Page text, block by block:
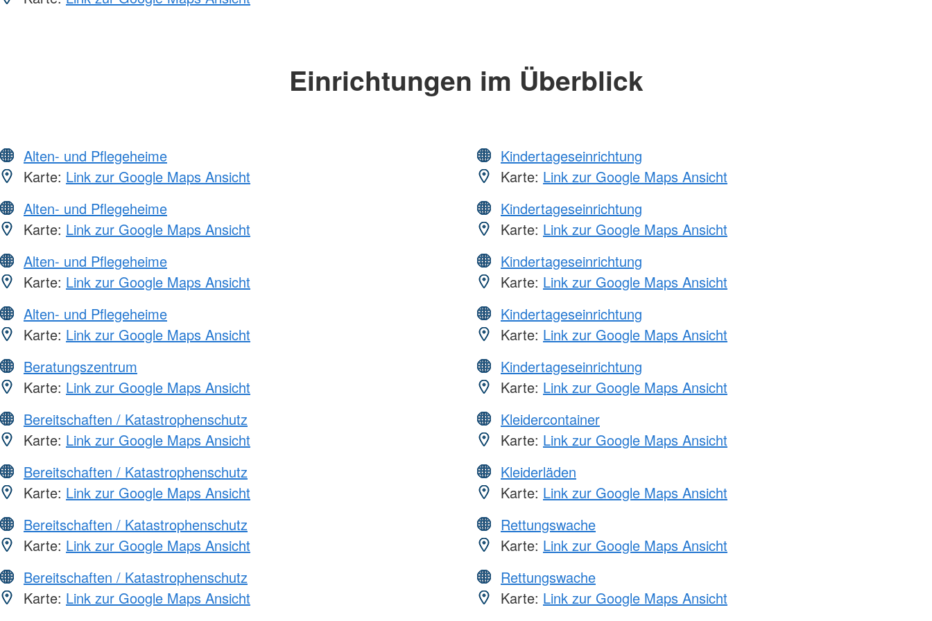
Einrichtungen im Überblick
Alten- und Pflegeheime
Karte: Link zur Google Maps Ansicht
Alten- und Pflegeheime
Karte: Link zur Google Maps Ansicht
Alten- und Pflegeheime
Karte: Link zur Google Maps Ansicht
Alten- und Pflegeheime
Karte: Link zur Google Maps Ansicht
Beratungszentrum
Karte: Link zur Google Maps Ansicht
Bereitschaften / Katastrophenschutz
Karte: Link zur Google Maps Ansicht
Bereitschaften / Katastrophenschutz
Karte: Link zur Google Maps Ansicht
Bereitschaften / Katastrophenschutz
Karte: Link zur Google Maps Ansicht
Bereitschaften / Katastrophenschutz
Karte: Link zur Google Maps Ansicht
Kindertageseinrichtung
Karte: Link zur Google Maps Ansicht
Kindertageseinrichtung
Karte: Link zur Google Maps Ansicht
Kindertageseinrichtung
Karte: Link zur Google Maps Ansicht
Kindertageseinrichtung
Karte: Link zur Google Maps Ansicht
Kindertageseinrichtung
Karte: Link zur Google Maps Ansicht
Kleidercontainer
Karte: Link zur Google Maps Ansicht
Kleiderläden
Karte: Link zur Google Maps Ansicht
Rettungswache
Karte: Link zur Google Maps Ansicht
Rettungswache
Karte: Link zur Google Maps Ansicht